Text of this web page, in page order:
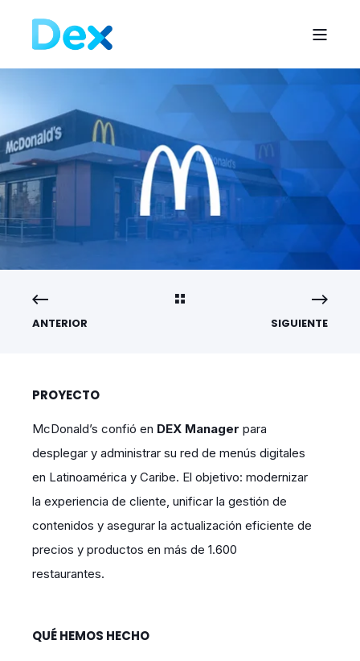
ANTERIOR SIGUIENTE
PROYECTO
McDonald’s confió en DEX Manager para
desplegar y administrar su red de menús digitales
en Latinoamérica y Caribe. El objetivo: modernizar
la experiencia de cliente, unificar la gestión de
contenidos y asegurar la actualización eficiente de
precios y productos en más de 1.600
restaurantes.
QUÉ HEMOS HECHO